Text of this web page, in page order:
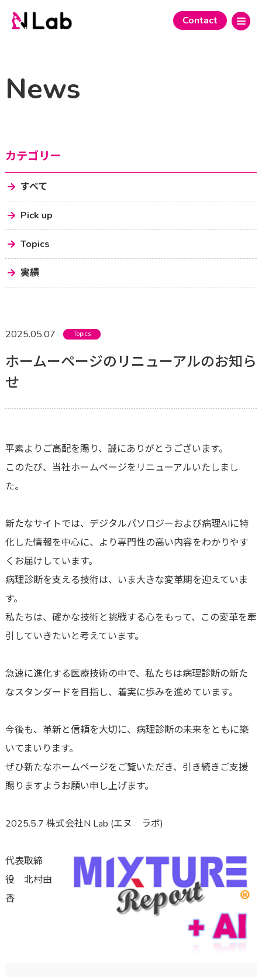
Contact
News
カテゴリー
すべて
Pick up
Topics
実績
2025.05.07 Topics
ホームーページのリニューアルのお知ら
せ
平素よりご高配を賜り、誠にありがとうございます。
このたび、当社ホームページをリニューアルいたしまし
た。
新たなサイトでは、デジタルパソロジーおよび病理AIに特
化した情報を中心に、より専門性の高い内容をわかりやす
くお届けしています。
病理診断を支える技術は、いま大きな変革期を迎えていま
す。
私たちは、確かな技術と挑戦する心をもって、この変革を牽
引していきたいと考えています。
急速に進化する医療技術の中で、私たちは病理診断の新た
なスタンダードを目指し、着実に歩みを進めています。
今後も、革新と信頼を大切に、病理診断の未来をともに築
いてまいります。
ぜひ新たなホームページをご覧いただき、引き続きご支援
賜りますようお願い申し上げます。
2025.5.7 株式会社N Lab (エヌ ラボ)
代表取締
役 北村由
香